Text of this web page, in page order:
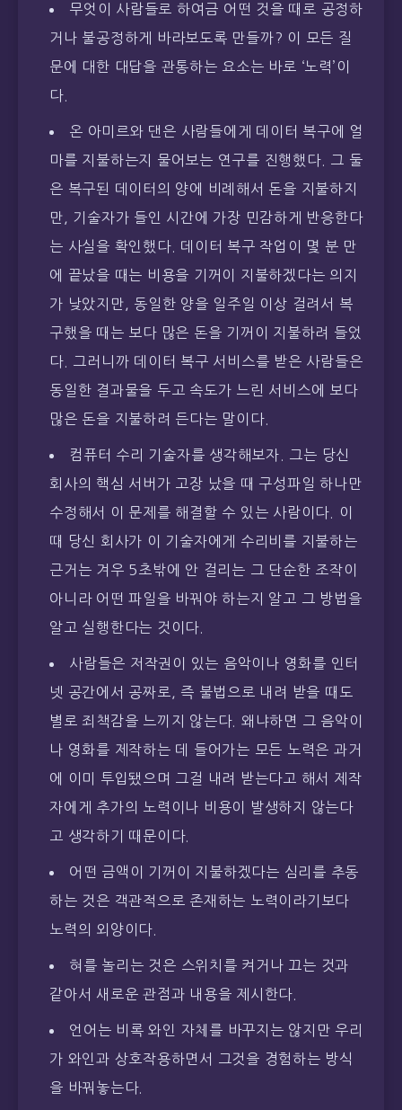
무엇이 사람들로 하여금 어떤 것을 때로 공정하
거나 불공정하게 바라보도록 만들까? 이 모든 질
문에 대한 대답을 관통하는 요소는 바로 ‘노력’이
다.
온 아미르와 댄은 사람들에게 데이터 복구에 얼
마를 지불하는지 물어보는 연구를 진행했다. 그 둘
은 복구된 데이터의 양에 비례해서 돈을 지불하지
만, 기술자가 들인 시간에 가장 민감하게 반응한다
는 사실을 확인했다. 데이터 복구 작업이 몇 분 만
에 끝났을 때는 비용을 기꺼이 지불하겠다는 의지
가 낮았지만, 동일한 양을 일주일 이상 걸려서 복
구했을 때는 보다 많은 돈을 기꺼이 지불하려 들었
다. 그러니까 데이터 복구 서비스를 받은 사람들은
동일한 결과물을 두고 속도가 느린 서비스에 보다
많은 돈을 지불하려 든다는 말이다.
컴퓨터 수리 기술자를 생각해보자. 그는 당신
회사의 핵심 서버가 고장 났을 때 구성파일 하나만
수정해서 이 문제를 해결할 수 있는 사람이다. 이
때 당신 회사가 이 기술자에게 수리비를 지불하는
근거는 겨우 5초밖에 안 걸리는 그 단순한 조작이
아니라 어떤 파일을 바꿔야 하는지 알고 그 방법을
알고 실행한다는 것이다.
사람들은 저작권이 있는 음악이나 영화를 인터
넷 공간에서 공짜로, 즉 불법으로 내려 받을 때도
별로 죄책감을 느끼지 않는다. 왜냐하면 그 음악이
나 영화를 제작하는 데 들어가는 모든 노력은 과거
에 이미 투입됐으며 그걸 내려 받는다고 해서 제작
자에게 추가의 노력이나 비용이 발생하지 않는다
고 생각하기 때문이다.
어떤 금액이 기꺼이 지불하겠다는 심리를 추동
하는 것은 객관적으로 존재하는 노력이라기보다
노력의 외양이다.
혀를 놀리는 것은 스위치를 켜거나 끄는 것과
같아서 새로운 관점과 내용을 제시한다.
언어는 비록 와인 자체를 바꾸지는 않지만 우리
가 와인과 상호작용하면서 그것을 경험하는 방식
을 바꿔놓는다.